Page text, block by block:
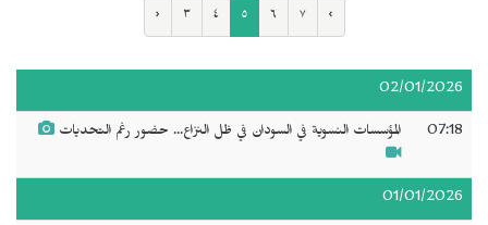
‹ ٣ ٤ ٥ ٦ ٧ ›
02/01/2026
07:18 المؤسسات النسوية في السودان في ظل النزاع... حضور رغم التحديات
01/01/2026